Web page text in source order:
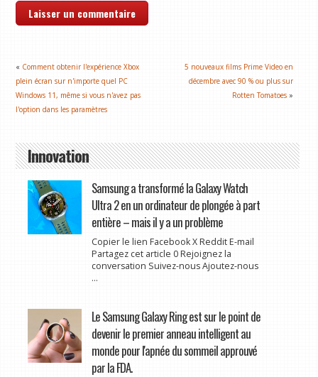
« Comment obtenir l'expérience Xbox
plein écran sur n'importe quel PC
Windows 11, même si vous n'avez pas
l'option dans les paramètres
5 nouveaux films Prime Video en
décembre avec 90 % ou plus sur
Rotten Tomatoes »
Innovation
Samsung a transformé la Galaxy Watch
Ultra 2 en un ordinateur de plongée à part
entière – mais il y a un problème
Copier le lien Facebook X Reddit E-mail
Partagez cet article 0 Rejoignez la
conversation Suivez-nous Ajoutez-nous
...
Le Samsung Galaxy Ring est sur le point de
devenir le premier anneau intelligent au
monde pour l'apnée du sommeil approuvé
par la FDA.